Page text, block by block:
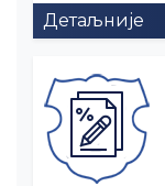
Детаљније